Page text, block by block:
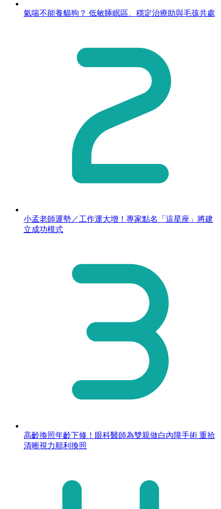
氣喘不能養貓狗？ 低敏睡眠區、穩定治療助與毛孩共處
小孟老師運勢／工作運大增！專家點名「這星座」將建
立成功模式
高齡換照年齡下修！眼科醫師為雙親做白內障手術 重拾
清晰視力順利換照